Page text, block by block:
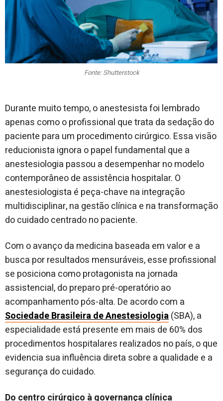
Fonte: Shutterstock
Durante muito tempo, o anestesista foi lembrado
apenas como o profissional que trata da sedação do
paciente para um procedimento cirúrgico. Essa visão
reducionista ignora o papel fundamental que a
anestesiologia passou a desempenhar no modelo
contemporâneo de assistência hospitalar. O
anestesiologista é peça-chave na integração
multidisciplinar, na gestão clínica e na transformação
do cuidado centrado no paciente.
Com o avanço da medicina baseada em valor e a
busca por resultados mensuráveis, esse profissional
se posiciona como protagonista na jornada
assistencial, do preparo pré-operatório ao
acompanhamento pós-alta. De acordo com a
Sociedade Brasileira de Anestesiologia(SBA), a
especialidade está presente em mais de 60% dos
procedimentos hospitalares realizados no país, o que
evidencia sua influência direta sobre a qualidade e a
segurança do cuidado.
Do centro cirúrgico à governança clínica